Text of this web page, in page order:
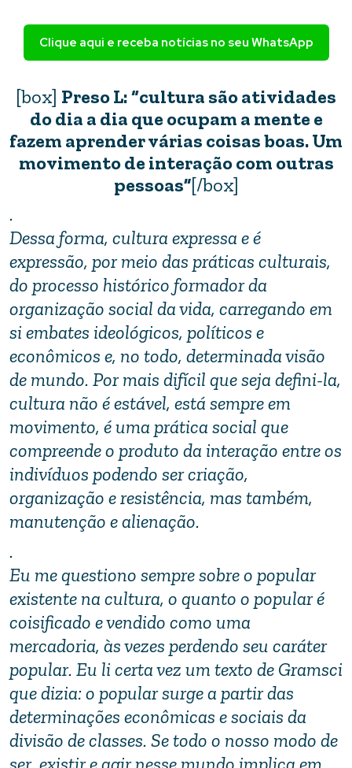
Clique aqui e receba notícias no seu WhatsApp
[box] Preso L: “cultura são atividades
do dia a dia que ocupam a mente e
fazem aprender várias coisas boas. Um
movimento de interação com outras
pessoas”[/box]
.
Dessa forma, cultura expressa e é
expressão, por meio das práticas culturais,
do processo histórico formador da
organização social da vida, carregando em
si embates ideológicos, políticos e
econômicos e, no todo, determinada visão
de mundo. Por mais difícil que seja defini-la,
cultura não é estável, está sempre em
movimento, é uma prática social que
compreende o produto da interação entre os
indivíduos podendo ser criação,
organização e resistência, mas também,
manutenção e alienação.
.
Eu me questiono sempre sobre o popular
existente na cultura, o quanto o popular é
coisificado e vendido como uma
mercadoria, às vezes perdendo seu caráter
popular. Eu li certa vez um texto de Gramsci
que dizia: o popular surge a partir das
determinações econômicas e sociais da
divisão de classes. Se todo o nosso modo de